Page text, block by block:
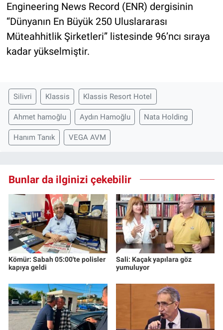
Engineering News Record (ENR) dergisinin
“Dünyanın En Büyük 250 Uluslararası
Müteahhitlik Şirketleri” listesinde 96’ncı sıraya
kadar yükselmiştir.
Silivri Klassis Klassis Resort Hotel
Ahmet hamoğlu Aydın Hamoğlu Nata Holding
Hanım Tanık VEGA AVM
Bunlar da ilginizi çekebilir
Kömür: Sabah 05:00'te polisler
kapıya geldi
Sali: Kaçak yapılara göz
yumuluyor